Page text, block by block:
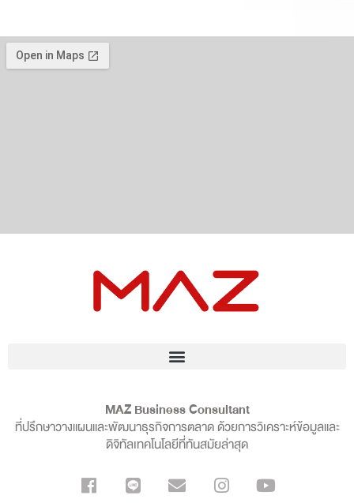
MAZ Business Consultant
ที่ปรึกษาวางแผนและพัฒนาธุรกิจการตลาด ด้วยการวิเคราะห์ข้อมูลและ
ดิจิทัลเทคโนโลยีที่ทันสมัยล่าสุด